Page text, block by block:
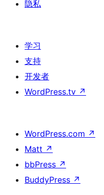
隐私
学习
支持
开发者
WordPress.tv ↗
WordPress.com ↗
Matt ↗
bbPress ↗
BuddyPress ↗